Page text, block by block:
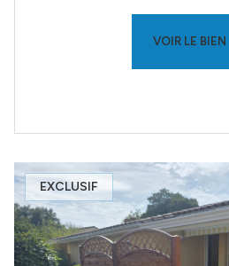
VOIR LE BIEN
EXCLUSIF